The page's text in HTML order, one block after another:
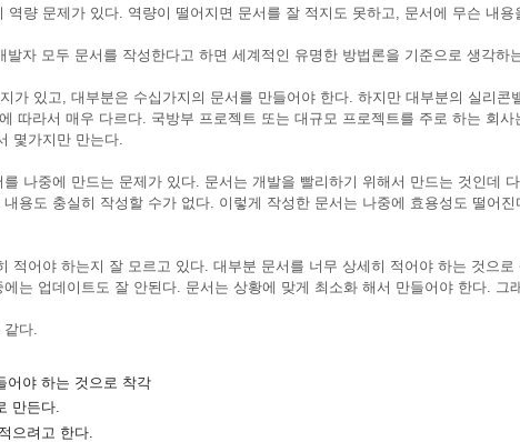
역량 문제가 있다. 역량이 떨어지면 문서를 잘 적지도 못하고, 문서에 무슨 내
발자 모두 문서를 작성한다고 하면 세계적인 유명한 방법론을 기준으로 생각하
가 있고, 대부분은 수십가지의 문서를 만들어야 한다. 하지만 대부분의 실리콘
따라서 매우 다르다. 국방부 프로젝트 또는 대규모 프로젝트를 주로 하는 회
몇가지만 만는다.
나중에 만드는 문제가 있다. 문서는 개발을 빨리하기 위해서 만드는 것인데
용도 충실히 작성할 수가 없다. 이렇게 작성한 문서는 나중에 효용성도 떨어
적어야 하는지 잘 모르고 있다. 대부분 문서를 너무 상세히 적어야 하는 것으
는 업데이트도 잘 안된다. 문서는 상황에 맞게 최소화 해서 만들어야 한다. 그
같다.
어야 하는 것으로 착각
만든다.
으려고 한다.